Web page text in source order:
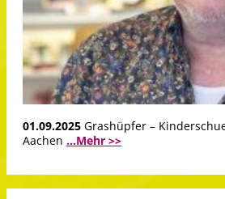
01.09.2025 Grashüpfer –
Aachen ...Mehr >>